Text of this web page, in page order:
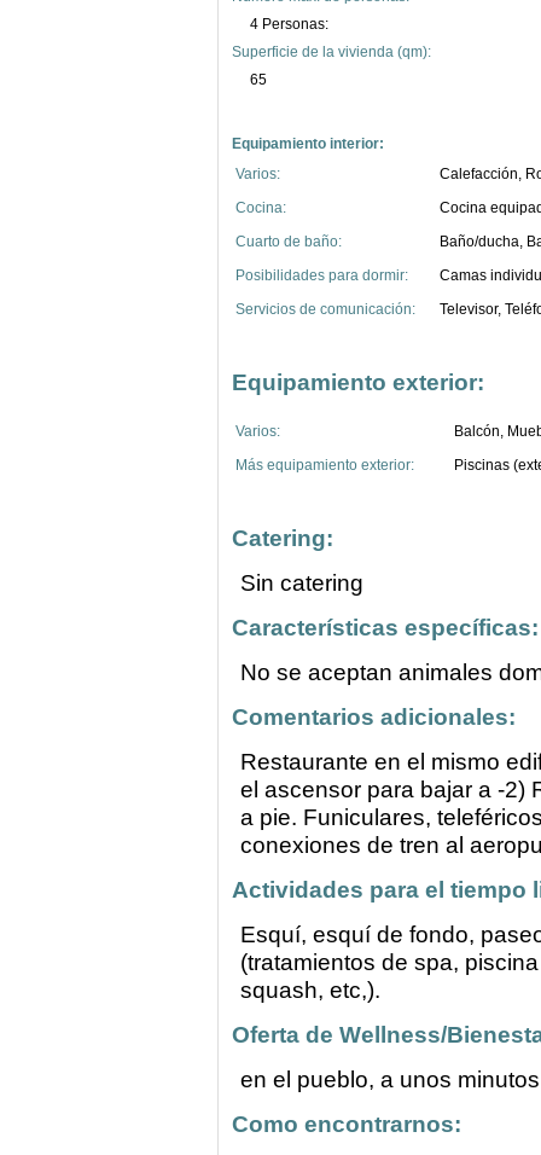
4 Personas:
Superficie de la vivienda (qm):
65
Equipamiento interior:
Varios:
Calefacción,
Cocina:
Cocina
Cuarto de baño:
Baño/ducha,
Posibilidades para dormir:
Camas
Servicios de comunicación:
Televisor,
Equipamiento exterior:
Varios:
Balcón,
Más equipamiento exterior:
Piscinas
Catering:
Sin catering
Características específicas:
No se aceptan animales
Comentarios adicionales:
Restaurante en el mismo
el ascensor para bajar a -2)
a pie. Funiculares,
conexiones de tren al
Actividades para el tiempo
Esquí, esquí de fondo,
(tratamientos de spa,
squash, etc,).
Oferta de Wellness/
en el pueblo, a unos
Como encontrarnos: